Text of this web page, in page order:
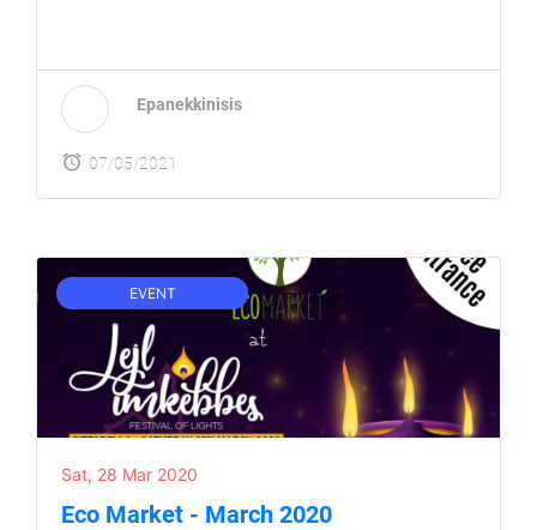
transmission of technology to students and
inform them at the same time of its advantages
and those of the internet
Epanekkinisis
07/05/2021
EVENT
Sat, 28 Mar 2020
Eco Market - March 2020